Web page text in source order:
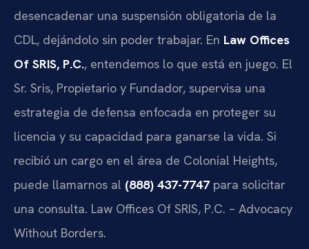
desencadenar una suspensión obligatoria de la
CDL, dejándolo sin poder trabajar. En Law Offices
Of SRIS, P.C., entendemos lo que está en juego. El
Sr. Sris, Propietario y Fundador, supervisa una
estrategia de defensa enfocada en proteger su
licencia y su capacidad para ganarse la vida. Si
recibió un cargo en el área de Colonial Heights,
puede llamarnos al (888) 437-7747 para solicitar
una consulta. Law Offices Of SRIS, P.C. – Advocacy
Without Borders.